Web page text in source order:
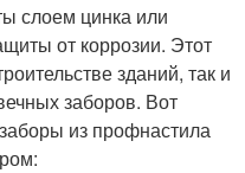
слоем цинка или
от коррозии. Этот
зданий, так и
заборов. Вот
из профнастила